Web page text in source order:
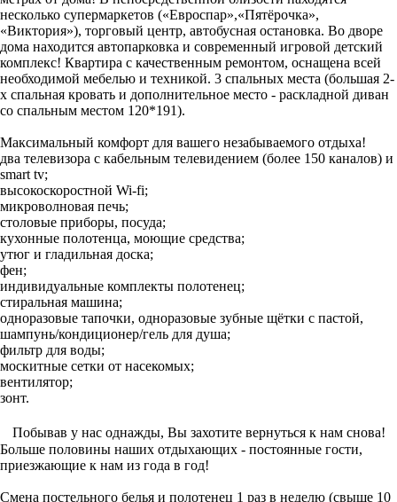
несколько супермаркетов («Евроспар»,«Пятёрочка»,
«Виктория»), торговый центр, автобусная остановка. Во дворе
дома находится автопарковка и современный игровой детский
комплекс! Квартира с качественным ремонтом, оснащена всей
необходимой мебелью и техникой. 3 спальных места (большая 2-
х спальная кровать и дополнительное место - раскладной диван
со спальным местом 120*191).
Максимальный комфорт для вашего незабываемого отдыха!
два телевизора с кабельным телевидением (более 150 каналов) и
smart tv;
высокоскоростной Wi-fi;
микроволновая печь;
столовые приборы, посуда;
кухонные полотенца, моющие средства;
утюг и гладильная доска;
фен;
индивидуальные комплекты полотенец;
стиральная машина;
одноразовые тапочки, одноразовые зубные щётки с пастой,
шампунь/кондиционер/гель для душа;
фильтр для воды;
москитные сетки от насекомых;
вентилятор;
зонт.
Побывав у нас однажды, Вы захотите вернуться к нам снова!
Больше половины наших отдыхающих - постоянные гости,
приезжающие к нам из года в год!
Смена постельного белья и полотенец 1 раз в неделю (свыше 10